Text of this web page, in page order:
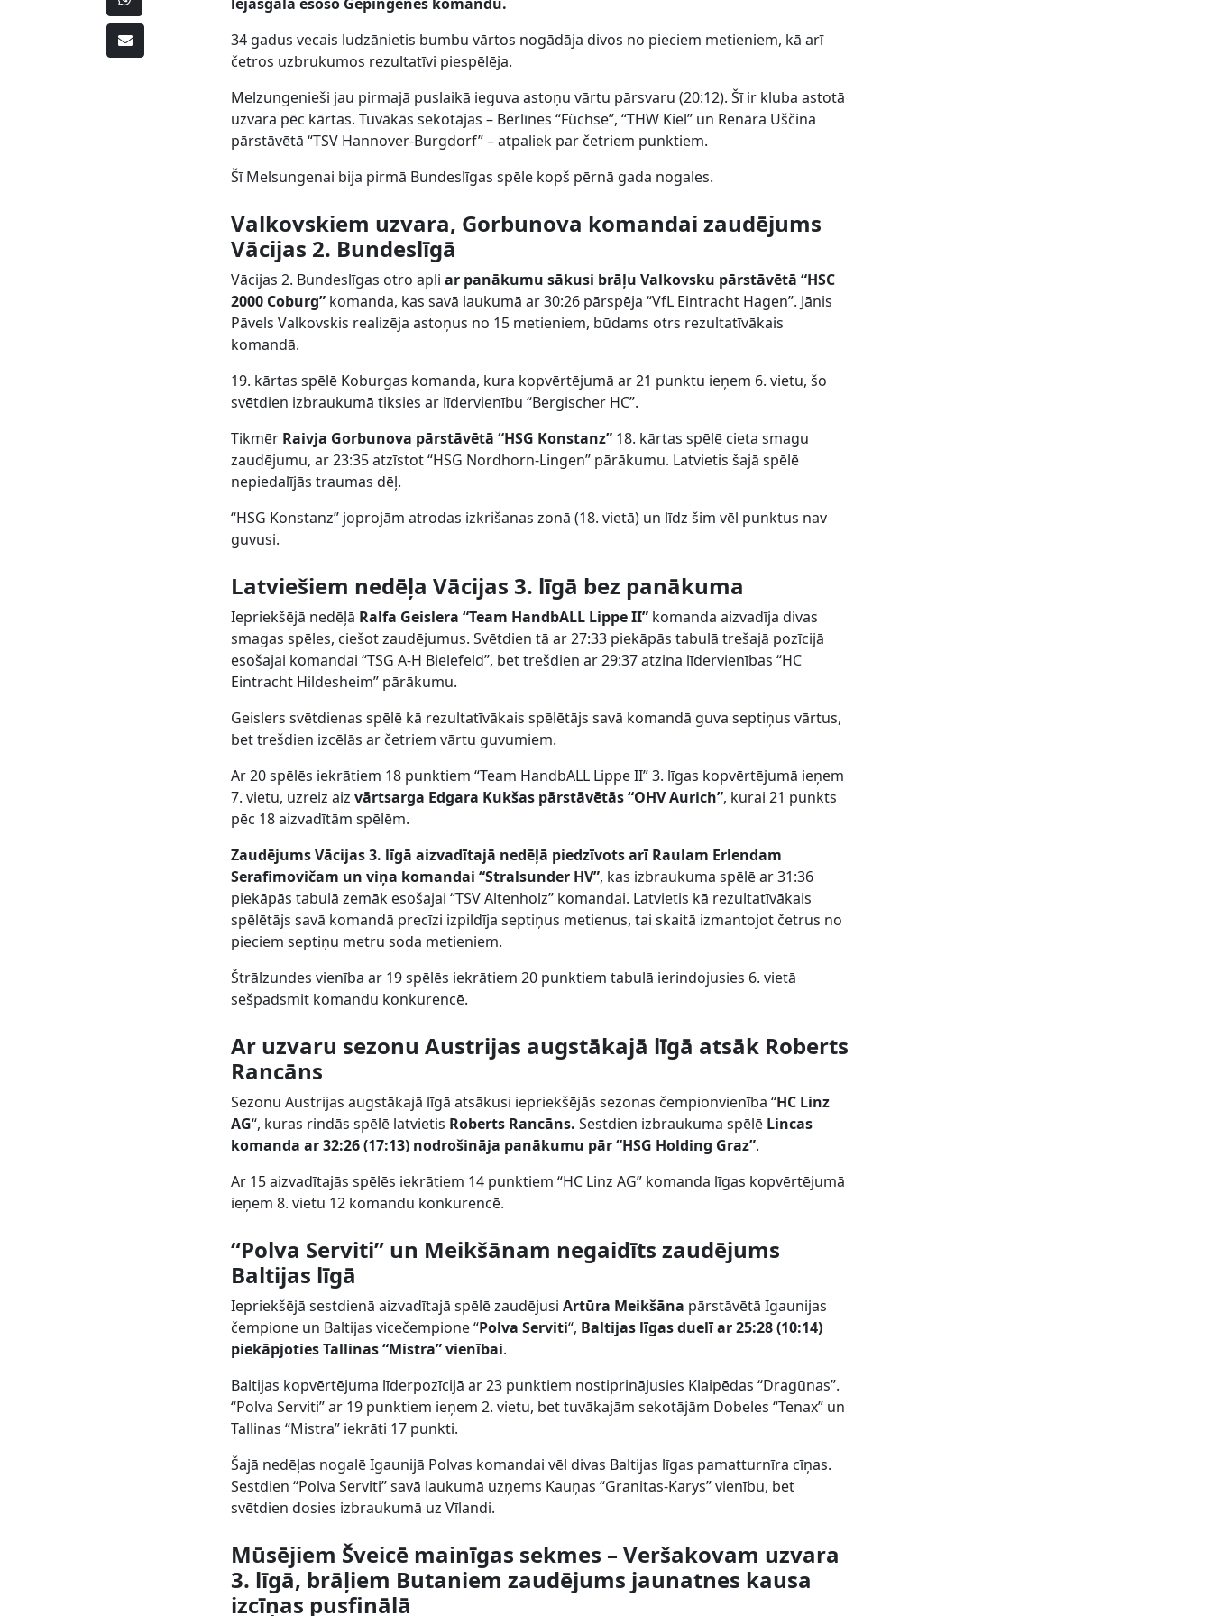
34 gadus vecais ludzānietis bumbu vārtos nogādāja divos no pieciem metieniem, kā arī
četros uzbrukumos rezultatīvi piespēlēja.
Melzungenieši jau pirmajā puslaikā ieguva astoņu vārtu pārsvaru (20:12). Šī ir kluba astotā
uzvara pēc kārtas. Tuvākās sekotājas – Berlīnes “Füchse”, “THW Kiel” un Renāra Uščina
pārstāvētā “TSV Hannover-Burgdorf” – atpaliek par četriem punktiem.
Šī Melsungenai bija pirmā Bundeslīgas spēle kopš pērnā gada nogales.
Valkovskiem uzvara, Gorbunova komandai zaudējums
Vācijas 2. Bundeslīgā
Vācijas 2. Bundeslīgas otro apliar panākumu sākusi brāļu Valkovsku pārstāvētā “HSC
2000 Coburg” komanda, kas savā laukumā ar 30:26 pārspēja “VfL Eintracht Hagen”. Jānis
Pāvels Valkovskis realizēja astoņus no 15 metieniem, būdams otrs rezultatīvākais
komandā.
19. kārtas spēlē Koburgas komanda, kura kopvērtējumā ar 21 punktu ieņem 6. vietu, šo
svētdien izbraukumā tiksies ar līdervienību “Bergischer HC”.
Tikmēr Raivja Gorbunova pārstāvētā “HSG Konstanz” 18. kārtas spēlē cieta smagu
zaudējumu, ar 23:35 atzīstot “HSG Nordhorn-Lingen” pārākumu. Latvietis šajā spēlē
nepiedalījās traumas dēļ.
“HSG Konstanz” joprojām atrodas izkrišanas zonā (18. vietā) un līdz šim vēl punktus nav
guvusi.
Latviešiem nedēļa Vācijas 3. līgā bez panākuma
Iepriekšējā nedēļā Ralfa Geislera “Team HandbALL Lippe II” komanda aizvadīja divas
smagas spēles, ciešot zaudējumus. Svētdien tā ar 27:33 piekāpās tabulā trešajā pozīcijā
esošajai komandai “TSG A-H Bielefeld”, bet trešdien ar 29:37 atzina līdervienības “HC
Eintracht Hildesheim” pārākumu.
Geislers svētdienas spēlē kā rezultatīvākais spēlētājs savā komandā guva septiņus vārtus,
bet trešdien izcēlās ar četriem vārtu guvumiem.
Ar 20 spēlēs iekrātiem 18 punktiem “Team HandbALL Lippe II” 3. līgas kopvērtējumā ieņem
7. vietu, uzreiz aizvārtsarga Edgara Kukšas pārstāvētās “OHV Aurich”, kurai 21 punkts
pēc 18 aizvadītām spēlēm.
Zaudējums Vācijas 3. līgā aizvadītajā nedēļā piedzīvots arī Raulam Erlendam
Serafimovičam un viņa komandai “Stralsunder HV”, kas izbraukuma spēlē ar 31:36
piekāpās tabulā zemāk esošajai “TSV Altenholz” komandai. Latvietis kā rezultatīvākais
spēlētājs savā komandā precīzi izpildīja septiņus metienus, tai skaitā izmantojot četrus no
pieciem septiņu metru soda metieniem.
Štrālzundes vienība ar 19 spēlēs iekrātiem 20 punktiem tabulā ierindojusies 6. vietā
sešpadsmit komandu konkurencē.
Ar uzvaru sezonu Austrijas augstākajā līgā atsāk Roberts
Rancāns
Sezonu Austrijas augstākajā līgā atsākusi iepriekšējās sezonas čempionvienība “HC Linz
AG“, kuras rindās spēlē latvietis Roberts Rancāns. Sestdien izbraukuma spēlē Lincas
komanda ar 32:26 (17:13) nodrošināja panākumu pār “HSG Holding Graz”.
Ar 15 aizvadītajās spēlēs iekrātiem 14 punktiem “HC Linz AG” komanda līgas kopvērtējumā
ieņem 8. vietu 12 komandu konkurencē.
“Polva Serviti” un Meikšānam negaidīts zaudējums
Baltijas līgā
Iepriekšējā sestdienā aizvadītajā spēlē zaudējusiArtūra Meikšāna pārstāvētā Igaunijas
čempione un Baltijas vicečempione “Polva Serviti“, Baltijas līgas duelī ar 25:28 (10:14)
piekāpjoties Tallinas “Mistra” vienībai.
Baltijas kopvērtējuma līderpozīcijā ar 23 punktiem nostiprinājusies Klaipēdas “Dragūnas”.
“Polva Serviti” ar 19 punktiem ieņem 2. vietu, bet tuvākajām sekotājām Dobeles “Tenax” un
Tallinas “Mistra” iekrāti 17 punkti.
Šajā nedēļas nogalē Igaunijā Polvas komandai vēl divas Baltijas līgas pamatturnīra cīņas.
Sestdien “Polva Serviti” savā laukumā uzņems Kauņas “Granitas-Karys” vienību, bet
svētdien dosies izbraukumā uz Vīlandi.
Mūsējiem Šveicē mainīgas sekmes – Veršakovam uzvara
3. līgā, brāļiem Butaniem zaudējums jaunatnes kausa
izcīņas pusfinālā